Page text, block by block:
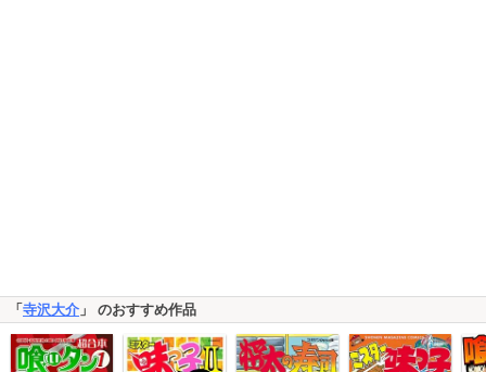
「 寺沢大介 」 のおすすめ作品